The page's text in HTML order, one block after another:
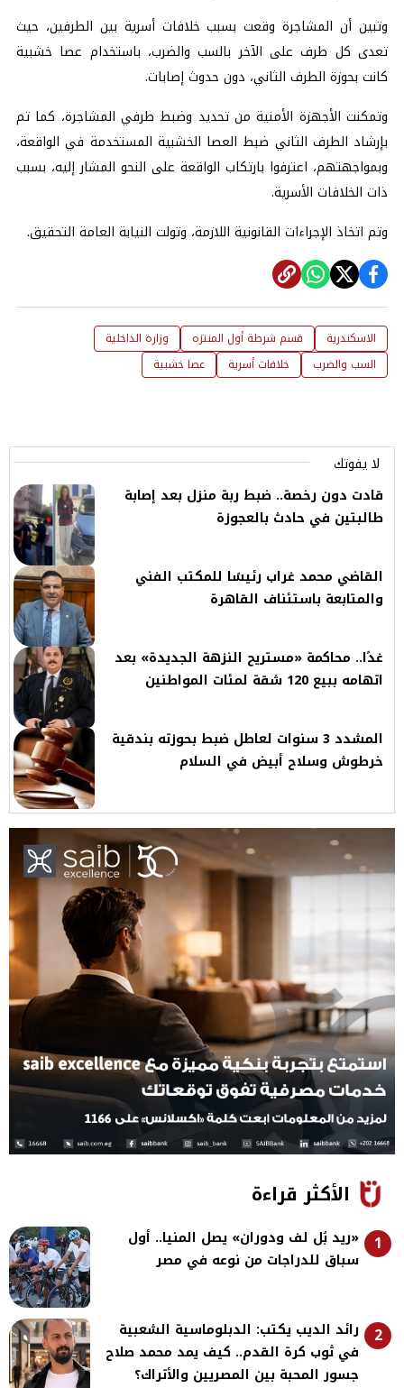
وتبين أن المشاجرة وقعت بسبب خلافات أسرية بين الطرفين، حيث
تعدى كل طرف على الآخر بالسب والضرب، باستخدام عصا خشبية
كانت بحوزة الطرف الثاني، دون حدوث إصابات.
وتمكنت الأجهزة الأمنية من تحديد وضبط طرفي المشاجرة، كما تم
بإرشاد الطرف الثاني ضبط العصا الخشبية المستخدمة في الواقعة،
وبمواجهتهم، اعترفوا بارتكاب الواقعة على النحو المشار إليه، بسبب
ذات الخلافات الأسرية.
وتم اتخاذ الإجراءات القانونية اللازمة، وتولت النيابة العامة التحقيق.
الاسكندرية قسم شرطة أول المنتزه
وزارة الداخلية
السب والضرب
خلافات أسرية عصا خشبية
لا يفوتك
قادت دون رخصة.. ضبط ربة منزل بعد إصابة
طالبتين في حادث بالعجوزة
القاضي محمد غراب رئيسًا للمكتب الفني
والمتابعة باستئناف القاهرة
غدًا.. محاكمة «مستريح النزهة الجديدة» بعد
اتهامه ببيع 120 شقة لمئات المواطنين
المشدد 3 سنوات لعاطل ضبط بحوزته بندقية
خرطوش وسلاح أبيض في السلام
الأكثر قراءة
1
«ريد بُل لف ودوران» يصل المنيا.. أول
سباق للدراجات من نوعه في مصر
2
رائد الديب يكتب: الدبلوماسية الشعبية
في ثوب كرة القدم.. كيف يمد محمد صلاح
جسور المحبة بين المصريين والأتراك؟